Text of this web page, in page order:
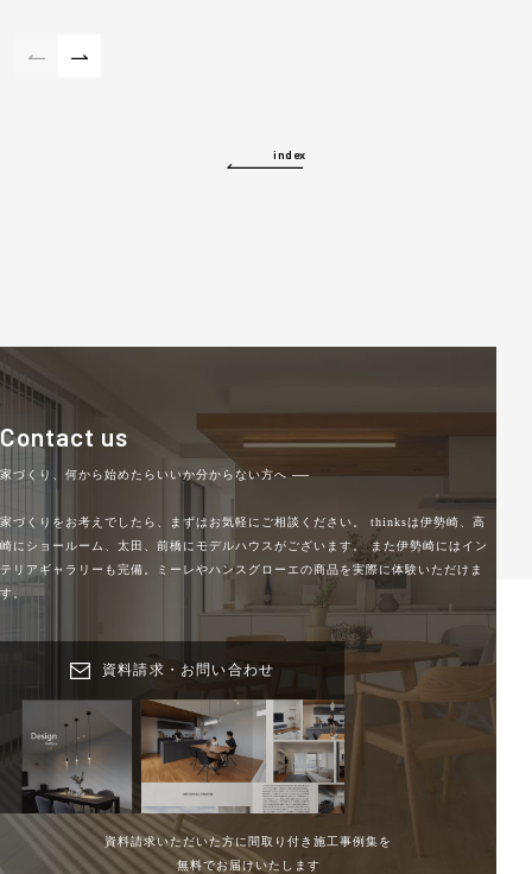
index
Contact us
家づくり、何から始めたらいいか分からない方へ ──
家づくりをお考えでしたら、まずはお気軽にご相談ください。
thinksは伊勢崎、高
崎にショールーム、太田、前橋にモデルハウスがございます。また伊勢崎にはイン
テリアギャラリーも完備。ミーレやハンスグローエの商品を実際に体験いただけま
す。
資料請求・お問い合わせ
資料請求いただいた方に間取り付き施工事例集を
無料でお届けいたします